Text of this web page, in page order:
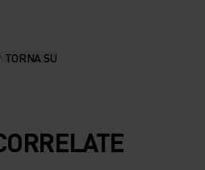
TORNA SU